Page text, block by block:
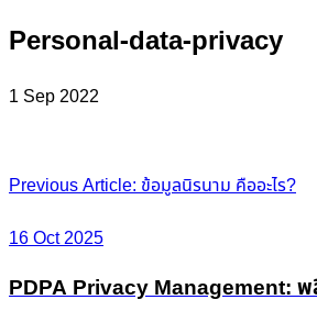
Personal-data-privacy
1 Sep 2022
Post
navigation
Previous Article: ข้อมูลนิรนาม คืออะไร?
16 Oct 2025
PDPA Privacy Management: พ